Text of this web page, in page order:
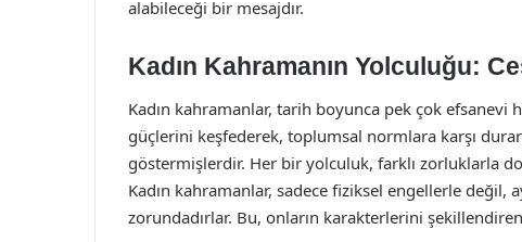
alabileceği bir mesajdır.
Kadın Kahramanın Yolculuğu:
Kadın kahramanlar, tarih boyunca pek çok efsanevi
güçlerini keşfederek, toplumsal normlara karşı
göstermişlerdir. Her bir yolculuk, farklı zorluklarla
Kadın kahramanlar, sadece fiziksel engellerle değil,
zorundadırlar. Bu, onların karakterlerini